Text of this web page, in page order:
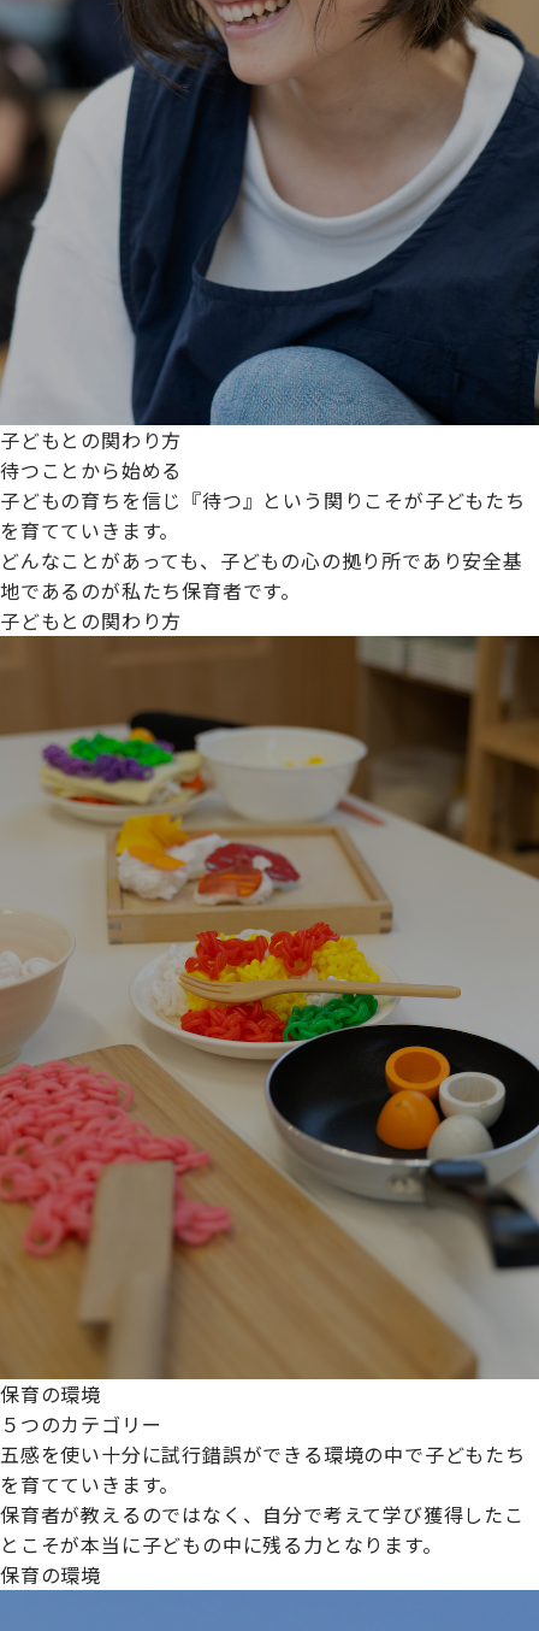
子どもとの関わり方
待つことから始める
子どもの育ちを信じ『待つ』という関りこそが子どもたち
を育てていきます。
どんなことがあっても、子どもの心の拠り所であり安全基
地であるのが私たち保育者です。
子どもとの関わり方
保育の環境
５つのカテゴリー
五感を使い十分に試行錯誤ができる環境の中で子どもたち
を育てていきます。
保育者が教えるのではなく、自分で考えて学び獲得したこ
とこそが本当に子どもの中に残る力となります。
保育の環境